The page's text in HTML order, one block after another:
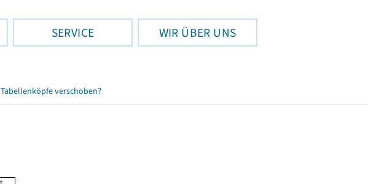
SERVICE WIR ÜBER UNS
Tabellenköpfe verschoben?